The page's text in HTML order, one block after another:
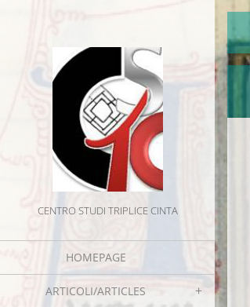
CENTRO STUDI TRIPLICE CINTA
HOMEPAGE
ARTICOLI/ARTICLES